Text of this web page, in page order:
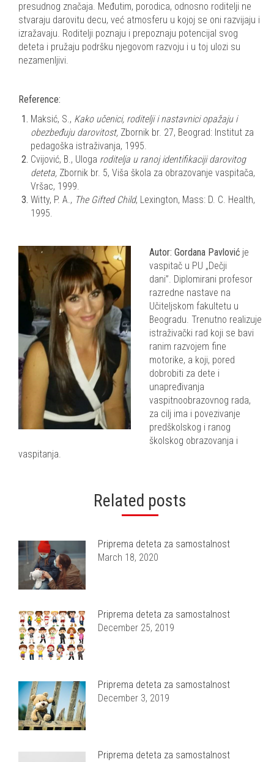
presudnog značaja. Međutim, porodica, odnosno roditelji ne
stvaraju darovitu decu, već atmosferu u kojoj se oni razvijaju i
izražavaju. Roditelji poznaju i prepoznaju potencijal svog
deteta i pružaju podršku njegovom razvoju i u toj ulozi su
nezamenljivi.
Reference:
Maksić, S., Kako učenici, roditelji i nastavnici opažaju i
obezbeđuju darovitost, Zbornik br. 27, Beograd: Institut za
pedagoška istraživanja, 1995.
Cvijović, B., Uloga roditelja u ranoj identifikaciji darovitog
deteta, Zbornik br. 5, Viša škola za obrazovanje vaspitača,
Vršac, 1999.
Witty, P. A., The Gifted Child, Lexington, Mass: D. C. Health,
1995.
Autor: Gordana Pavlović je
vaspitač u PU „Dečji
dani”. Diplomirani profesor
razredne nastave na
Učiteljskom fakultetu u
Beogradu. Trenutno realizuje
istraživački rad koji se bavi
ranim razvojem fine
motorike, a koji, pored
dobrobiti za dete i
unapređivanja
vaspitnoobrazovnog rada,
za cilj ima i povezivanje
predškolskog i ranog
školskog obrazovanja i
vaspitanja.
Related posts
Priprema deteta za samostalnost
March 18, 2020
Priprema deteta za samostalnost
December 25, 2019
Priprema deteta za samostalnost
December 3, 2019
Priprema deteta za samostalnost